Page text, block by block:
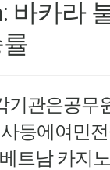
바카라
기관은공무
사등에여민
트남 카지